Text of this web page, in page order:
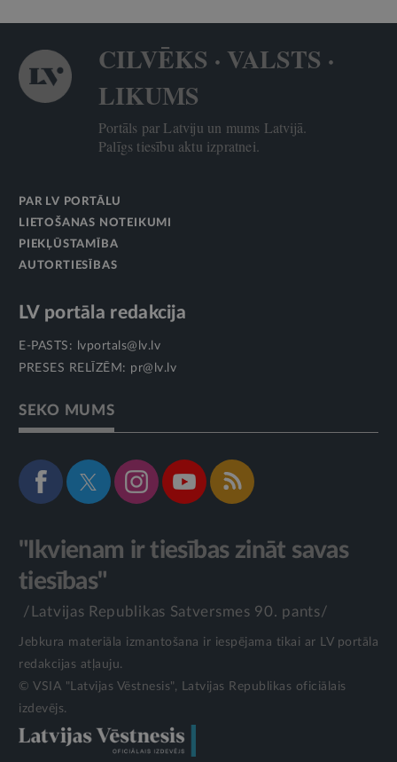
CILVĒKS · VALSTS ·
LIKUMS
Portāls par Latviju un mums Latvijā.
Palīgs tiesību aktu izpratnei.
PAR LV PORTĀLU
LIETOŠANAS NOTEIKUMI
PIEKĻŪSTAMĪBA
AUTORTIESĪBAS
LV portāla redakcija
E-PASTS:
lvportals@lv.lv
PRESES RELĪZĒM: pr@lv.lv
SEKO MUMS
"Ikvienam ir tiesības zināt savas
tiesības"
/Latvijas Republikas Satversmes 90. pants/
Jebkura materiāla izmantošana ir iespējama tikai ar LV portāla
redakcijas atļauju.
© VSIA "Latvijas Vēstnesis", Latvijas Republikas oficiālais
izdevējs.